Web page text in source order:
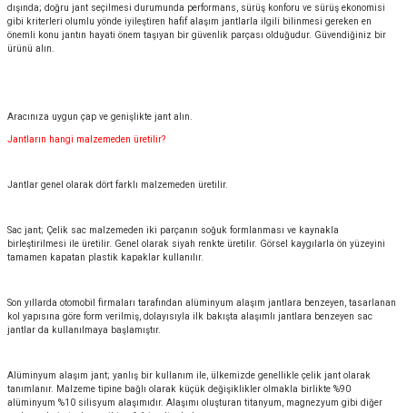
dışında; doğru jant seçilmesi durumunda performans, sürüş konforu ve sürüş ekonomisi
gibi kriterleri olumlu yönde iyileştiren hafif alaşım jantlarla ilgili bilinmesi gereken en
önemli konu jantın hayati önem taşıyan bir güvenlik parçası olduğudur. Güvendiğiniz bir
ürünü alın.
Aracınıza uygun çap ve genişlikte jant alın.
Jantların hangi malzemeden üretilir?
Jantlar genel olarak dört farklı malzemeden üretilir.
Sac jant; Çelik sac malzemeden iki parçanın soğuk formlanması ve kaynakla
birleştirilmesi ile üretilir. Genel olarak siyah renkte üretilir. Görsel kaygılarla ön yüzeyini
tamamen kapatan plastik kapaklar kullanılır.
Son yıllarda otomobil firmaları tarafından alüminyum alaşım jantlara benzeyen, tasarlanan
kol yapısına göre form verilmiş, dolayısıyla ilk bakışta alaşımlı jantlara benzeyen sac
jantlar da kullanılmaya başlamıştır.
Alüminyum alaşım jant; yanlış bir kullanım ile, ülkemizde genellikle çelik jant olarak
tanımlanır. Malzeme tipine bağlı olarak küçük değişiklikler olmakla birlikte %90
alüminyum %10 silisyum alaşımıdır. Alaşımı oluşturan titanyum, magnezyum gibi diğer